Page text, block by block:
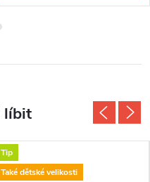
Tip
Také dětské velikosti